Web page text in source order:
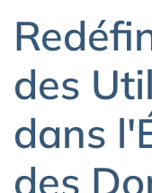
des
dans
des